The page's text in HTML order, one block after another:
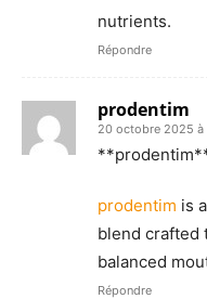
nutrients.
Répondre
prodentim
20 octobre 2025 à
**
prodentim is
blend crafted
balanced
Répondre